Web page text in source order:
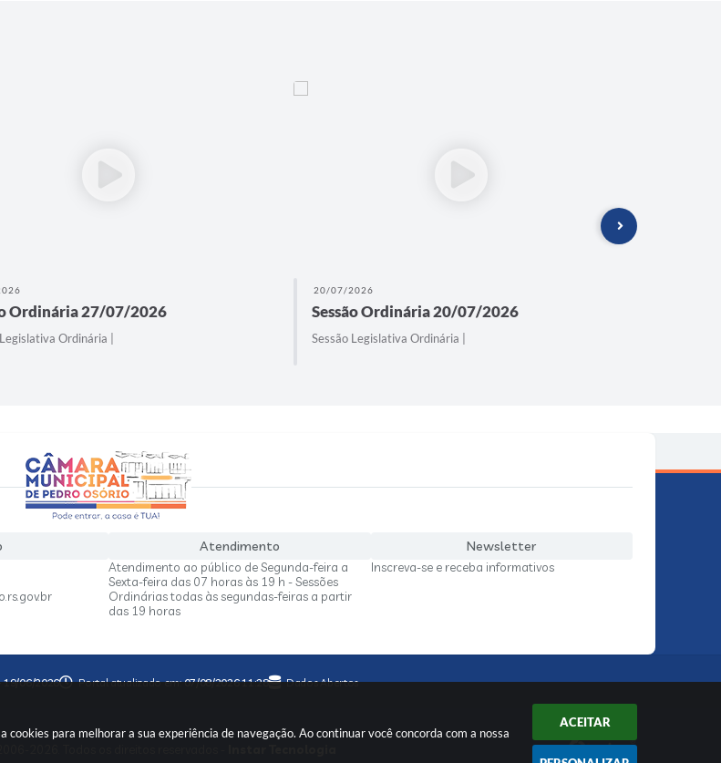
para melhorar a sua experiência de navegação. Ao continuar você concorda com a nossa
ACEITAR
Ordinária 27/07/2026
Ordinária |
20/07/2026
Sessão Ordinária 20/07/2026
Sessão Legislativa Ordinária |
Atendimento
Atendimento ao público de Segunda-feira a
Sexta-feira das 07 horas às 19 h - Sessões
Ordinárias todas às segundas-feiras a partir
das 19 horas
Newsletter
Inscreva-se e receba informativos
19/06/2026 Portal atualizado em:07/08/2026 11:28 Dados Abertos